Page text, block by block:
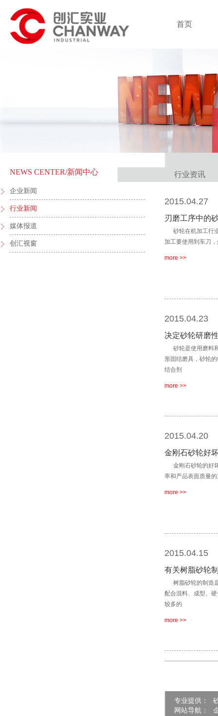
首页
NEWS CENTER/新闻中心
企业新闻
行业新闻
媒体报道
创汇视窗
行业资讯
2015.04.27
刃磨工序中的
砂轮在机加工行
加工要使用到车刀
more >>
2015.04.23
决定砂轮研磨
砂轮是使用磨料
形固结磨具，砂轮
结合剂
more >>
2015.04.20
金刚石砂轮好
金刚石砂轮的好
率和产品表面质量
more >>
2015.04.15
有关树脂砂轮
树脂砂轮的制造
配合混料、成型、
较多的
more >>
专业提供：
网站导航：